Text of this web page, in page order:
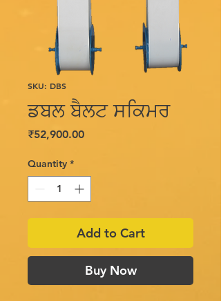
SKU: DBS
ਡਬਲ ਬੈਲਟ ਸਕਿਮਰ
₹52,900.00Price
Quantity *
Add to Cart
Buy Now